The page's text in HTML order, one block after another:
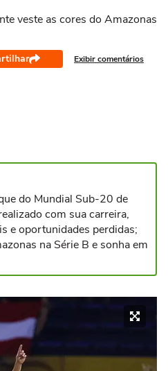
veste as cores do Amazonas
Exibir comentários
do Mundial Sub-20 de
com sua carreira,
e oportunidades perdidas;
na Série B e sonha em